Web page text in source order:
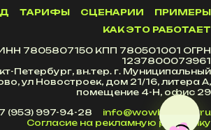
ТАРИФЫ СЦЕНАРИИ
ПРИМЕРЫ
КАК ЭТО РАБОТАЕТ
7805807150 КПП 780501001 ОГРН
1237800073961
Петербург, вн.тер. г. Муниципальный
ул Новостроек, дом 21/16, литера А,
помещение 4-Н, офис 29
(953) 997-94-28
info@wowblogger.ru
Cогласие на рекламную рассылку